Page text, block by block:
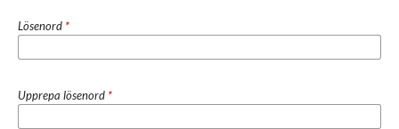
Lösenord *
Upprepa lösenord *